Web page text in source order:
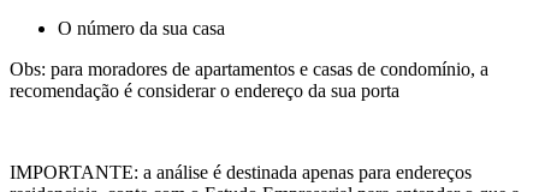
O número da sua casa
Obs: para moradores de apartamentos e casas de condomínio, a
recomendação é considerar o endereço da sua porta
IMPORTANTE: a análise é destinada apenas para endereços